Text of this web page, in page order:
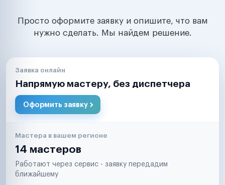
Просто оформите заявку и опишите, что вам
нужно сделать. Мы найдем решение.
Заявка онлайн
Напрямую мастеру, без диспетчера
Оформить заявку
Мастера в вашем регионе
14 мастеров
Работают через сервис - заявку передадим
ближайшему